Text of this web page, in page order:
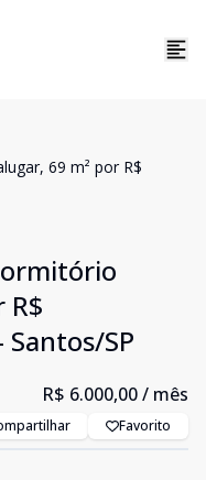
69 m² por R$
R$
SP
R$ 6.000,00/ mês
Favorito